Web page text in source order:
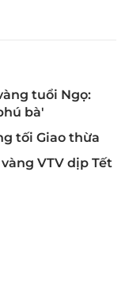
tuổi Ngọ:
bà'
tối Giao thừa
VTV dịp Tết